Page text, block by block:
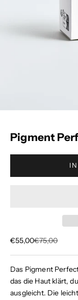
Pigment
Angebot
€55,00Regulärer
€75,00
Das Pigment
das die Haut klärt,
ausgleicht. Die